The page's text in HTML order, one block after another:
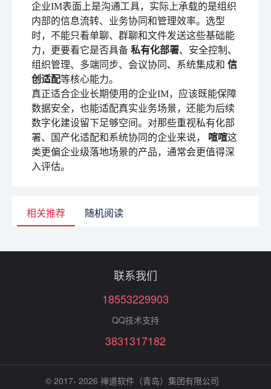
企业IM表面上是沟通工具，实际上承载的是组织
内部的信息流转、业务协同和管理效率。选型
时，不能只看单聊、群聊和文件发送这些基础能
力，更要看它是否具备 私有化部署、安全控制、
组织管理、多端同步、会议协同、系统集成和 信
创适配等核心能力。
真正适合企业长期使用的企业IM，应该既能保障
数据安全，也能适配真实业务场景，还能为后续
数字化建设留下足够空间。对那些重视私有化部
署、国产化适配和系统协同的企业来说， 喧喧这
类更偏企业级落地场景的产品，通常会更值得深
入评估。
相关推荐 随机阅读
联系我们
18553229903
QQ技术支持
3831317182
© 2017- 2026 禅道软件（青岛）集团有限公司